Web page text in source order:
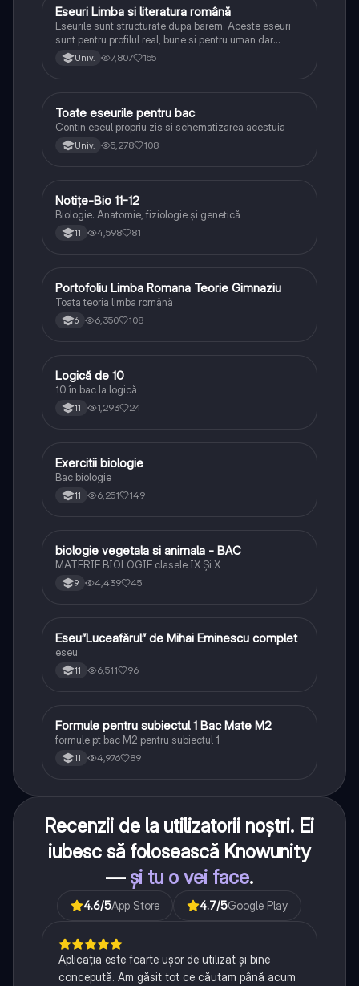
Limba și literatura română
Eseuri Limba si literatura română
Eseurile sunt structurate dupa barem. Aceste eseuri
sunt pentru profilul real, bune si pentru uman dar
lipsesc relatiile dintre personaje si caracrerizarile.
Univ. 7,807 155
Limba și literatura română
Toate eseurile pentru bac
Contin eseul propriu zis si schematizarea acestuia
Univ. 5,278 108
Biologie
Notițe-Bio 11-12
Biologie. Anatomie, fiziologie și genetică
11 4,598 81
Limba și literatura română
Portofoliu Limba Romana Teorie Gimnaziu
Toata teoria limba română
6 6,350 108
Logică
Logică de 10
10 în bac la logică
11 1,293 24
Biologie
Exercitii biologie
Bac biologie
11 6,251 149
Biologie
biologie vegetala si animala - BAC
MATERIE BIOLOGIE clasele IX Şi X
9 4,439 45
Limba și literatura română
Eseu”Luceafărul” de Mihai Eminescu complet
eseu
11 6,511 96
Matematică
Formule pentru subiectul 1 Bac Mate M2
formule pt bac M2 pentru subiectul 1
11 4,976 89
Recenzii de la utilizatorii noștri. Ei
iubesc să folosească Knowunity
— și tu o vei face.
4.6/5App Store 4.7/5Google Play
Aplicația este foarte ușor de utilizat și bine
concepută. Am găsit tot ce căutam până acum